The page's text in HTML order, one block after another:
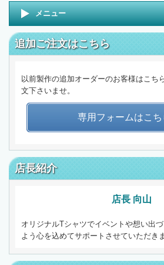
メニュー
追加ご注文はこちら
以前製作の追加オーダーのお客様はこち
文下さいませ。
専用フォームはこち
店長紹介
店長 向山
オリジナルTシャツでイベントや想い出
よう心を込めてサポートさせていただき